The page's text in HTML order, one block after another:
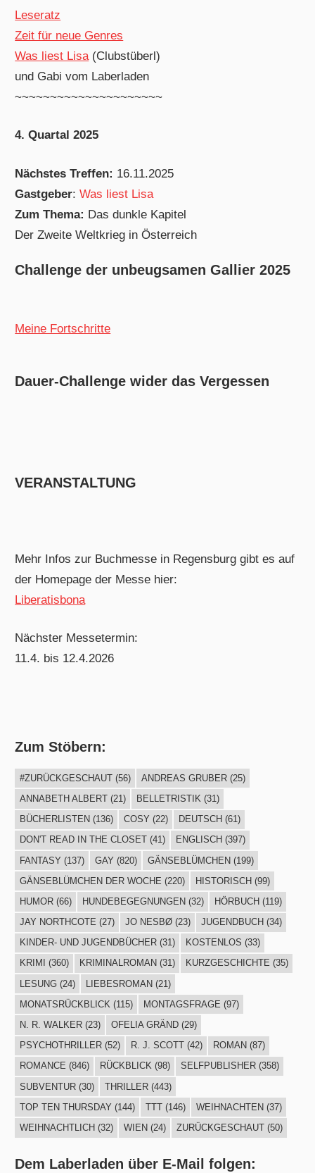
Leseratz
Zeit für neue Genres
Was liest Lisa(Clubstüberl)
und Gabi vom Laberladen
~~~~~~~~~~~~~~~~~~~~~
4. Quartal 2025
Nächstes Treffen: 16.11.2025
Gastgeber:Was liest Lisa
Zum Thema: Das dunkle Kapitel
Der Zweite Weltkrieg in Österreich
Challenge der unbeugsamen Gallier 2025
Meine Fortschritte
Dauer-Challenge wider das Vergessen
VERANSTALTUNG
Mehr Infos zur Buchmesse in Regensburg gibt es auf
der Homepage der Messe hier:
Liberatisbona
Nächster Messetermin:
11.4. bis 12.4.2026
Zum Stöbern:
#ZURÜCKGESCHAUT(56) ANDREAS GRUBER(25)
ANNABETH ALBERT(21) BELLETRISTIK (31)
BÜCHERLISTEN (136) COSY (22) DEUTSCH (61)
DON'T READ IN THE CLOSET(41) ENGLISCH (397)
FANTASY (137) GAY (820) GÄNSEBLÜMCHEN(199)
GÄNSEBLÜMCHEN DER WOCHE (220) HISTORISCH(99)
HUMOR(66) HUNDEBEGEGNUNGEN (32) HÖRBUCH (119)
JAY NORTHCOTE (27) JO NESBØ(23) JUGENDBUCH (34)
KINDER- UND JUGENDBÜCHER(31) KOSTENLOS (33)
KRIMI
(360) KRIMINALROMAN (31) KURZGESCHICHTE (35)
LESUNG(24) LIEBESROMAN(21)
MONATSRÜCKBLICK (115) MONTAGSFRAGE (97)
N. R. WALKER(23) OFELIA GRÄND(29)
PSYCHOTHRILLER(52) R. J. SCOTT(42) ROMAN (87)
ROMANCE (846) RÜCKBLICK(98) SELFPUBLISHER(358)
SUBVENTUR(30) THRILLER(443)
TOP TEN THURSDAY (144) TTT(146) WEIHNACHTEN (37)
WEIHNACHTLICH (32) WIEN (24) ZURÜCKGESCHAUT(50)
Dem Laberladen über E-Mail folgen: